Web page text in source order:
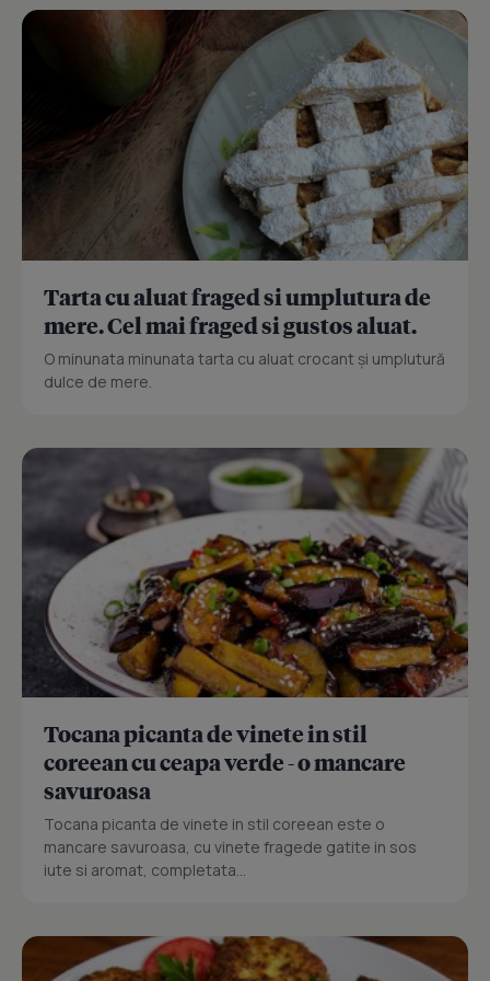
Tarta cu aluat fraged si umplutura de
mere. Cel mai fraged si gustos aluat.
O minunata minunata tarta cu aluat crocant și umplutură
dulce de mere.
Tocana picanta de vinete in stil
coreean cu ceapa verde - o mancare
savuroasa
Tocana picanta de vinete in stil coreean este o
mancare savuroasa, cu vinete fragede gatite in sos
iute si aromat, completata...